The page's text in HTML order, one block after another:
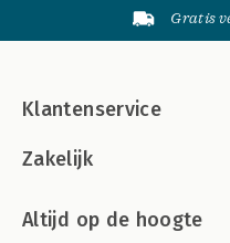
Gratis
Klantenservice
Zakelijk
Altijd op de hoogte